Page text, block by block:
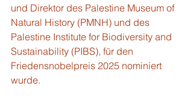
und Direktor des Palestine Museum of
Natural History (PMNH) und des
Palestine Institute for Biodiversity and
Sustainability (PIBS), für den
Friedensnobelpreis 2025 nominiert
wurde.